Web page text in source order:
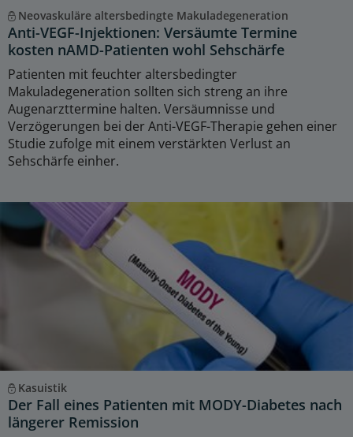
Neovaskuläre altersbedingte Makuladegeneration
Anti-VEGF-Injektionen: Versäumte Termine
kosten nAMD-Patienten wohl Sehschärfe
Patienten mit feuchter altersbedingter
Makuladegeneration sollten sich streng an ihre
Augenarzttermine halten. Versäumnisse und
Verzögerungen bei der Anti-VEGF-Therapie gehen einer
Studie zufolge mit einem verstärkten Verlust an
Sehschärfe einher.
Kasuistik
Der Fall eines Patienten mit MODY-Diabetes nach
längerer Remission